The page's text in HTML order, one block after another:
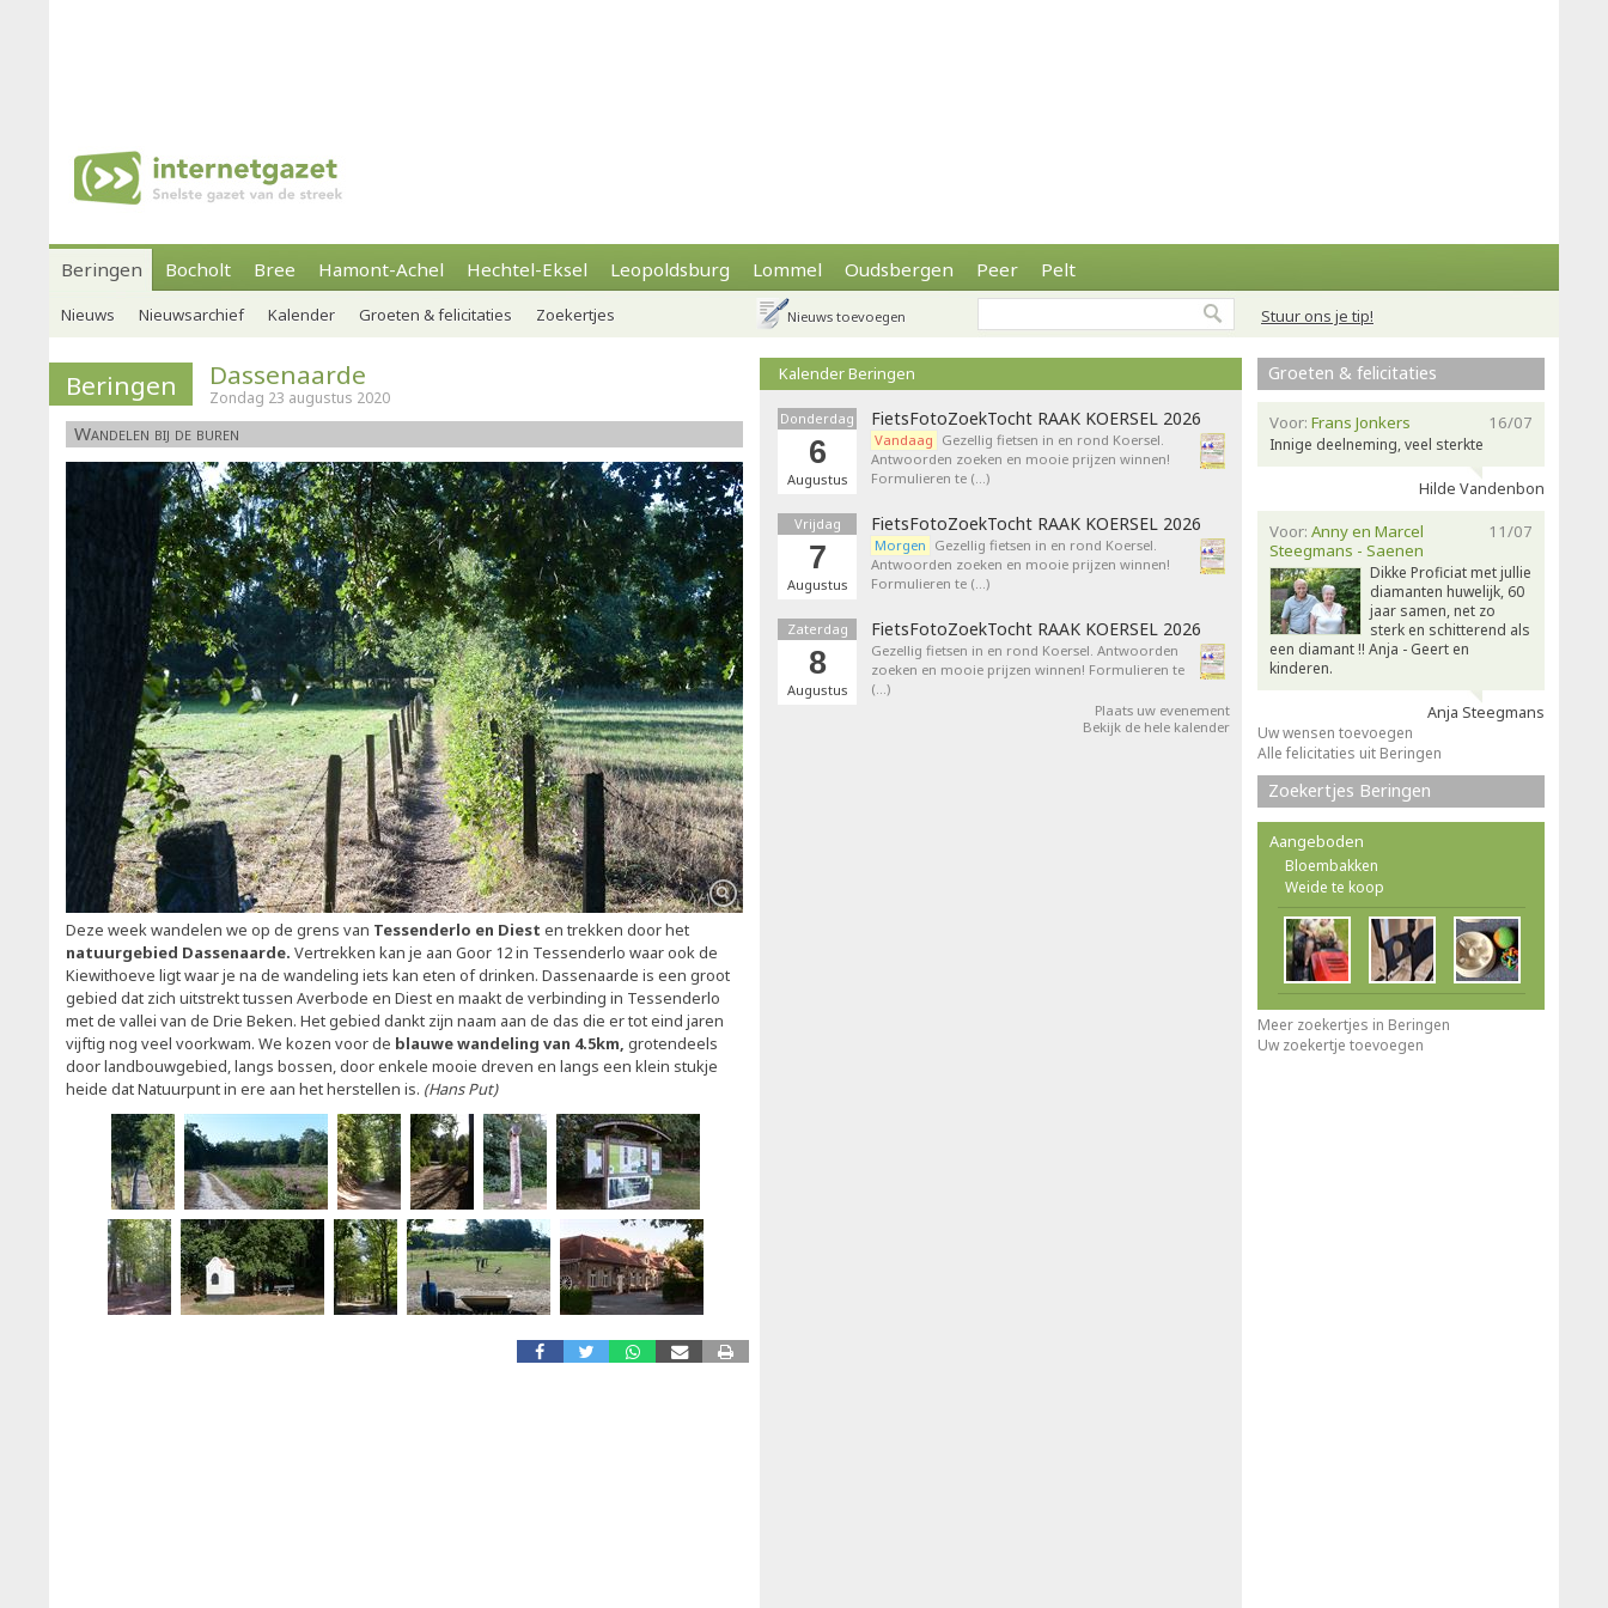
Beringen Bocholt Bree Hamont-Achel Hechtel-Eksel Leopoldsburg Lommel Oudsbergen Peer Pelt
Stuur ons je tip!
Nieuws Nieuwsarchief Kalender Groeten & felicitaties Zoekertjes Nieuws toevoegen
Beringen Dassenaarde
Zondag 23 augustus 2020
Wandelen bij de buren
Deze week wandelen we op de grens van Tessenderlo en Diest en trekken door het
natuurgebied Dassenaarde. Vertrekken kan je aan Goor 12 in Tessenderlo waar ook de
Kiewithoeve ligt waar je na de wandeling iets kan eten of drinken. Dassenaarde is een groot
gebied dat zich uitstrekt tussen Averbode en Diest en maakt de verbinding in Tessenderlo
met de vallei van de Drie Beken. Het gebied dankt zijn naam aan de das die er tot eind jaren
vijftig nog veel voorkwam. We kozen voor de blauwe wandeling van 4.5km, grotendeels
door landbouwgebied, langs bossen, door enkele mooie dreven en langs een klein stukje
heide dat Natuurpunt in ere aan het herstellen is. (Hans Put)
Kalender Beringen
Donderdag
6
Augustus
FietsFotoZoekTocht RAAK KOERSEL 2026
Vandaag Gezellig fietsen in en rond Koersel.
Antwoorden zoeken en mooie prijzen winnen!
Formulieren te (…)
Vrijdag
7
Augustus
FietsFotoZoekTocht RAAK KOERSEL 2026
Morgen Gezellig fietsen in en rond Koersel.
Antwoorden zoeken en mooie prijzen winnen!
Formulieren te (…)
Zaterdag
8
Augustus
FietsFotoZoekTocht RAAK KOERSEL 2026
Gezellig fietsen in en rond Koersel. Antwoorden
zoeken en mooie prijzen winnen! Formulieren te
(…)
Plaats uw evenement
Bekijk de hele kalender
Groeten & felicitaties
16/07
Voor: Frans Jonkers
Innige deelneming, veel sterkte
Hilde Vandenbon
11/07
Voor: Anny en Marcel
Steegmans - Saenen
Dikke Proficiat met jullie
diamanten huwelijk, 60
jaar samen, net zo
sterk en schitterend als
een diamant !! Anja - Geert en
kinderen.
Anja Steegmans
Uw wensen toevoegen
Alle felicitaties uit Beringen
Zoekertjes Beringen
Aangeboden
Bloembakken
Weide te koop
Meer zoekertjes in Beringen
Uw zoekertje toevoegen